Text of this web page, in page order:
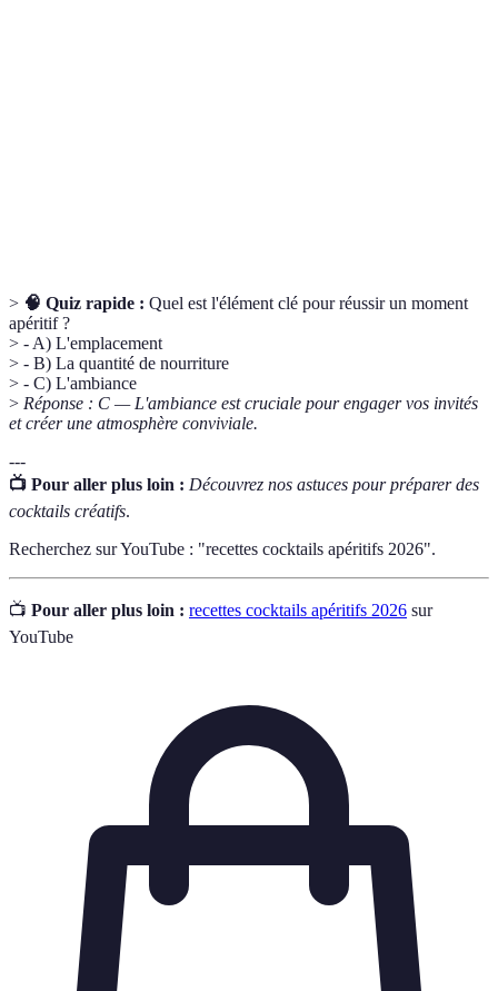
> 🧠 Quiz rapide : Quel est l'élément clé pour réussir un moment
apéritif ?
> - A) L'emplacement
> - B) La quantité de nourriture
> - C) L'ambiance
> Réponse : C — L'ambiance est cruciale pour engager vos invités
et créer une atmosphère conviviale.
---
📺 Pour aller plus loin : Découvrez nos astuces pour préparer des
cocktails créatifs.
Recherchez sur YouTube : "recettes cocktails apéritifs 2026".
📺 Pour aller plus loin : recettes cocktails apéritifs 2026 sur
YouTube